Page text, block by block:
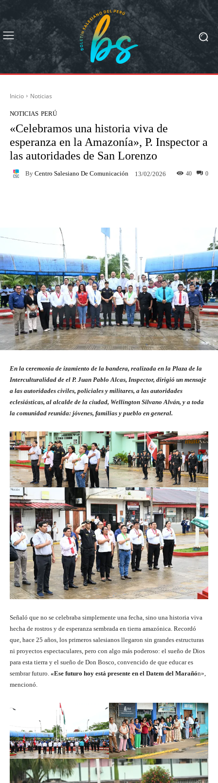
Inicio Noticias
NOTICIAS PERÚ
«Celebramos una historia viva de
esperanza en la Amazonía», P. Inspector a
las autoridades de San Lorenzo
By Centro Salesiano De Comunicación 13/02/2026 0
40
En la ceremonia de izamiento de la bandera, realizada en la Plaza de la
Interculturalidad de el P. Juan Pablo Alcas, Inspector, dirigió un mensaje
a las autoridades civiles, policiales y militares, a las autoridades
eclesiásticas, al alcalde de la ciudad, Wellington Silvano Alván, y a toda
la comunidad reunida: jóvenes, familias y pueblo en general.
Señaló que no se celebraba simplemente una fecha, sino una historia viva
hecha de rostros y de esperanza sembrada en tierra amazónica. Recordó
que, hace 25 años, los primeros salesianos llegaron sin grandes estructuras
ni proyectos espectaculares, pero con algo más poderoso: el sueño de Dios
para esta tierra y el sueño de Don Bosco, convencido de que educar es
sembrar futuro. «Ese futuro hoy está presente en el Datem del Marañón»,
mencionó.